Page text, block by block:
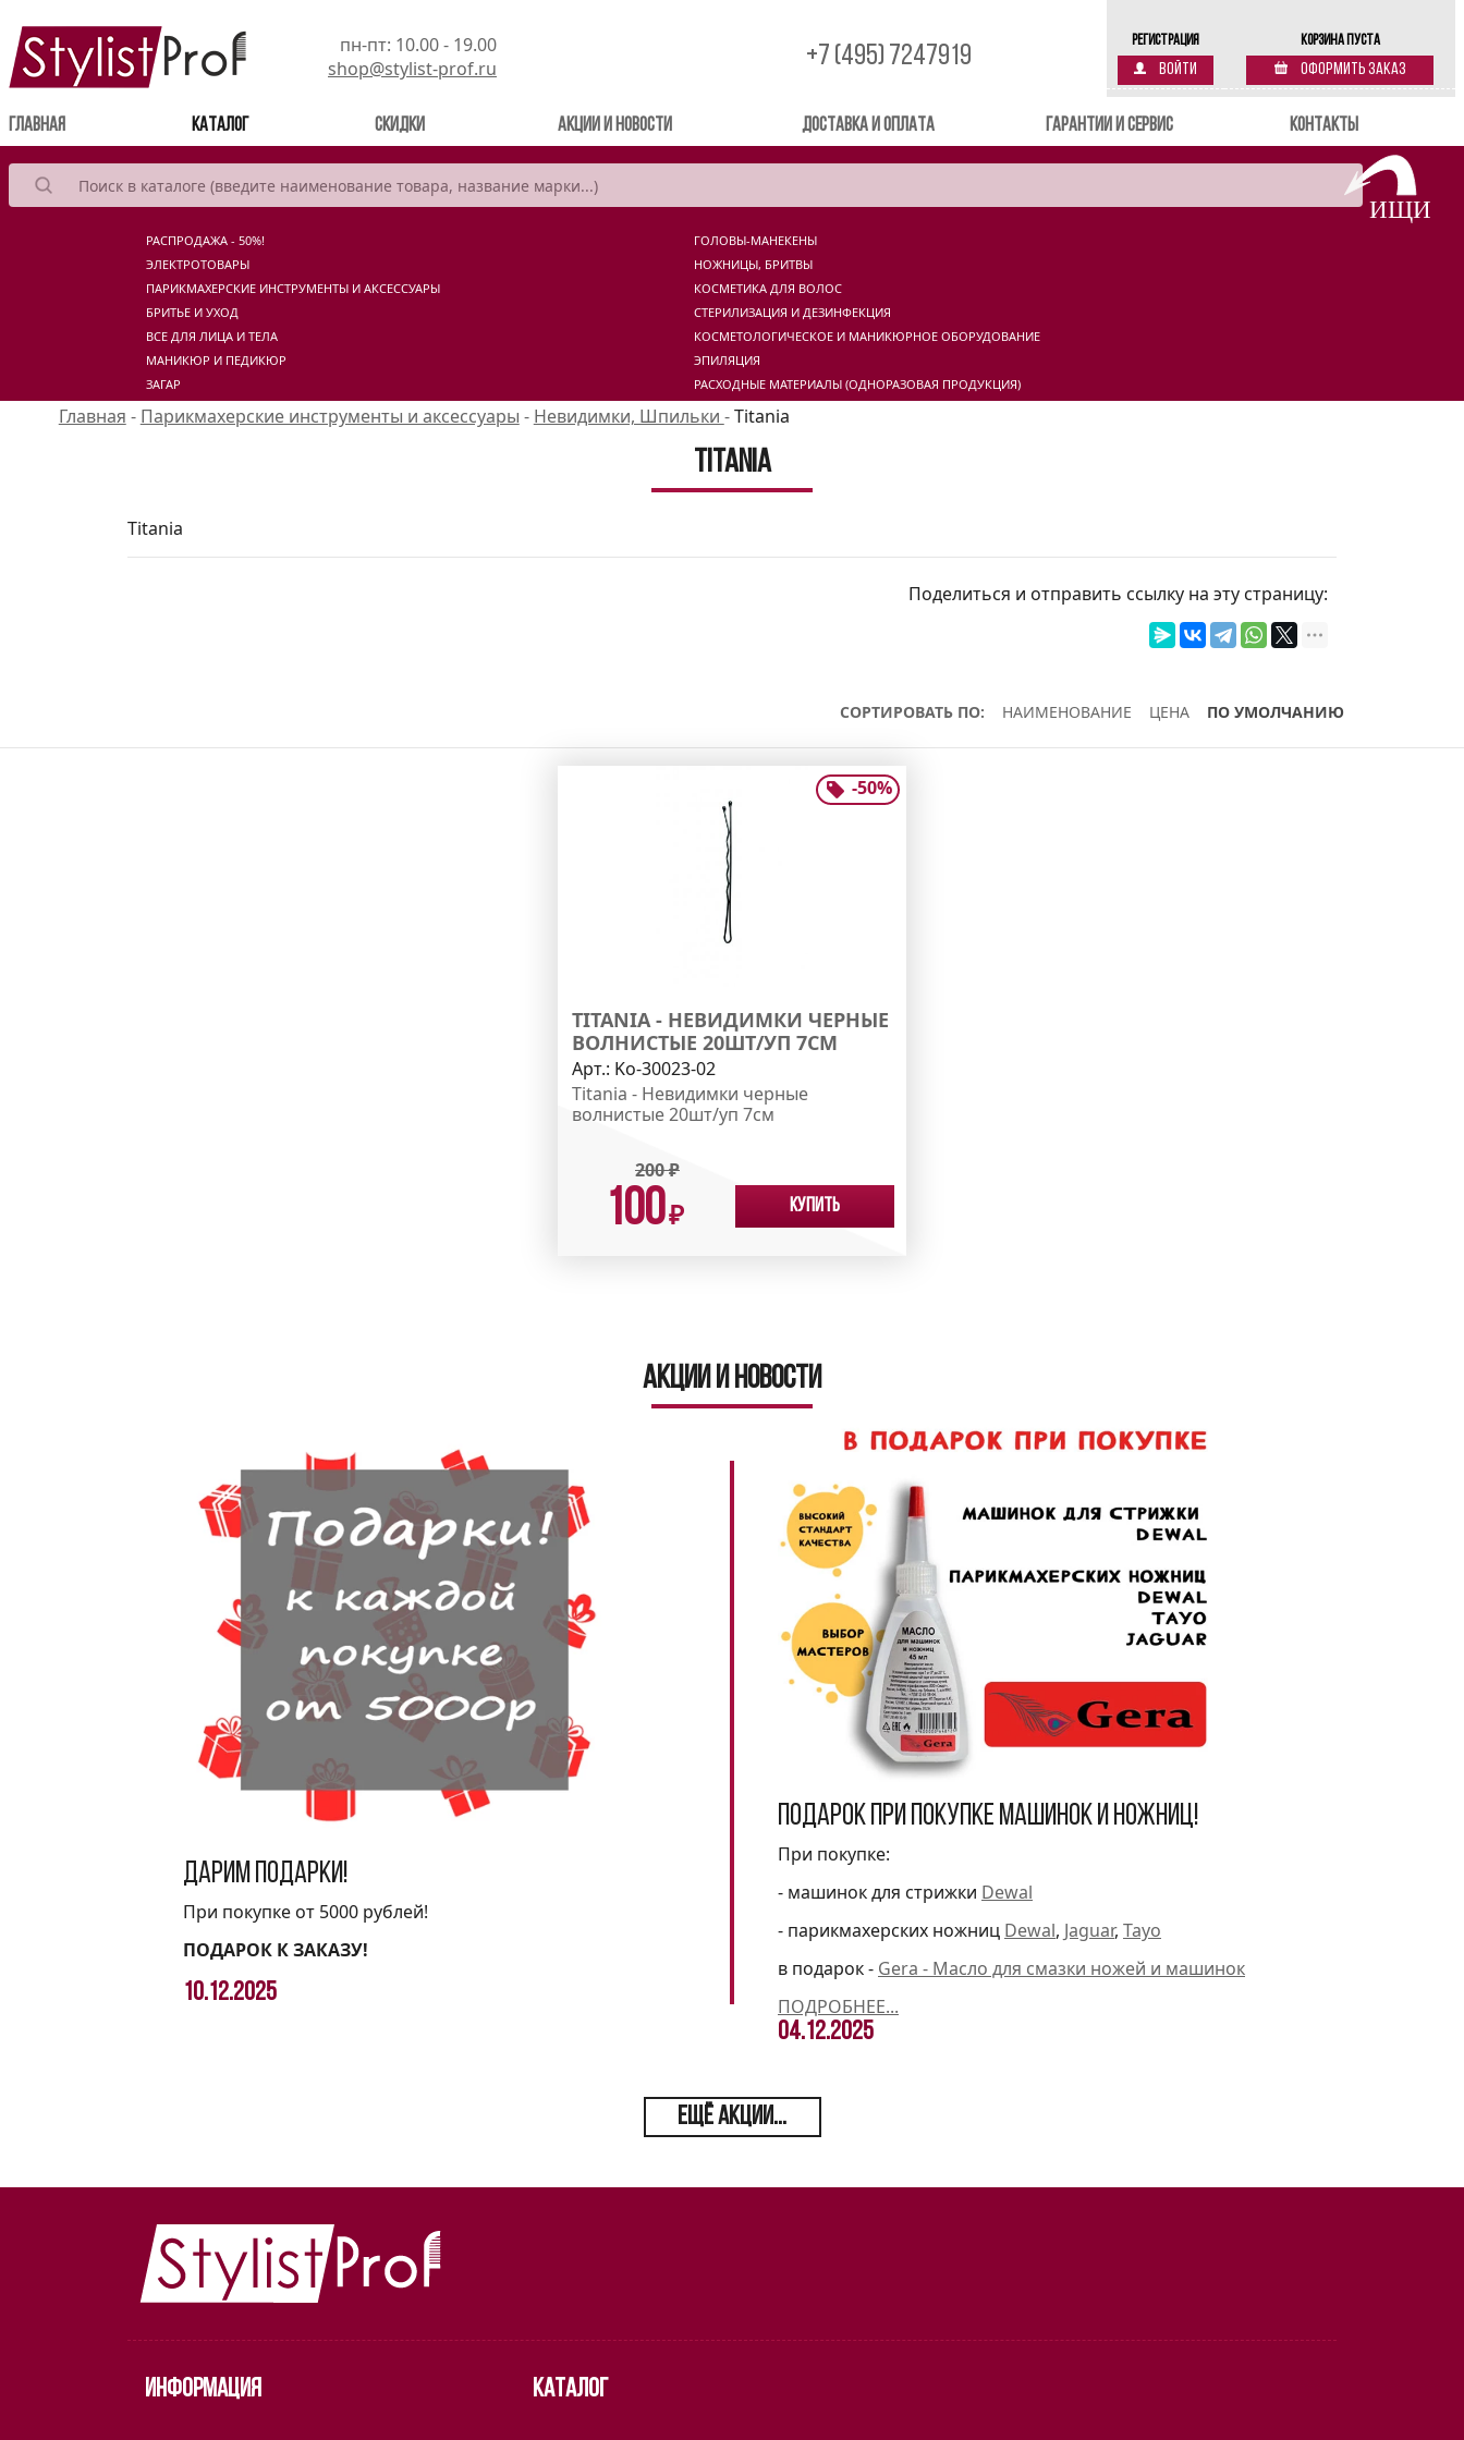
Регистрация
Войти
Корзина пуста
Оформить заказ
пн-пт: 10.00 - 19.00
shop@stylist-prof.ru
+7 (495) 7247919
Главная Каталог Скидки Акции и новости Доставка и оплата Гарантии и сервис Контакты
РАСПРОДАЖА - 50%!
ГОЛОВЫ-МАНЕКЕНЫ
ЭЛЕКТРОТОВАРЫ
НОЖНИЦЫ, БРИТВЫ
ПАРИКМАХЕРСКИЕ ИНСТРУМЕНТЫ И АКСЕССУАРЫ
КОСМЕТИКА ДЛЯ ВОЛОС
БРИТЬЕ И УХОД
СТЕРИЛИЗАЦИЯ И ДЕЗИНФЕКЦИЯ
ВСЕ ДЛЯ ЛИЦА И ТЕЛА
КОСМЕТОЛОГИЧЕСКОЕ И МАНИКЮРНОЕ ОБОРУДОВАНИЕ
МАНИКЮР И ПЕДИКЮР
ЭПИЛЯЦИЯ
ЗАГАР
РАСХОДНЫЕ МАТЕРИАЛЫ (ОДНОРАЗОВАЯ ПРОДУКЦИЯ)
Главная - Парикмахерские инструменты и аксессуары - Невидимки, Шпильки -Titania
Titania
Titania
Поделиться и отправить ссылку на эту страницу:
СОРТИРОВАТЬ ПО: НАИМЕНОВАНИЕ ЦЕНА ПО УМОЛЧАНИЮ
-50%
TITANIA - НЕВИДИМКИ ЧЕРНЫЕ
ВОЛНИСТЫЕ 20ШТ/УП 7СМ
Арт.: Ko-30023-02
Titania - Невидимки черные
волнистые 20шт/уп 7см
200₽
100₽ Купить
Акции и новости
Дарим подарки!
При покупке от 5000 рублей!
ПОДАРОК К ЗАКАЗУ!
10.12.2025
Подарок при покупке машинок и ножниц!
При покупке:
- машинок для стрижки Dewal
- парикмахерских ножниц Dewal, Jaguar, Tayo
в подарок - Gera - Масло для смазки ножей и машинок
ПОДРОБНЕЕ...
04.12.2025
ЕЩЁ АКЦИИ...
Информация Каталог